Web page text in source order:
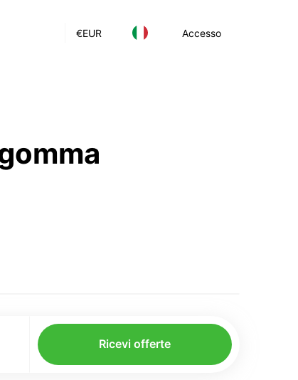
€EUR Accesso
Ricevi offerte